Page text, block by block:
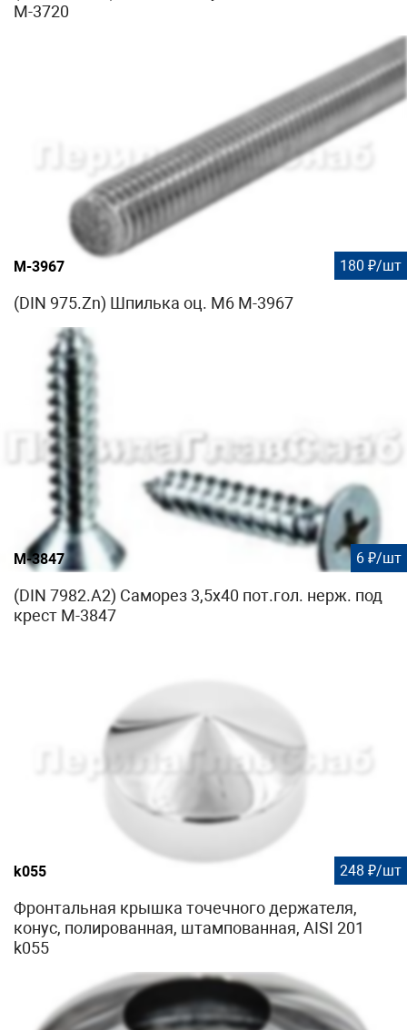
М-3720
М-3967 180 ₽/шт
(DIN 975.Zn) Шпилька оц. М6 М-3967
М-3847 6 ₽/шт
(DIN 7982.А2) Саморез 3,5х40 пот.гол. нерж. под
крест М-3847
k055 248 ₽/шт
Фронтальная крышка точечного держателя,
конус, полированная, штампованная, AISI 201
k055